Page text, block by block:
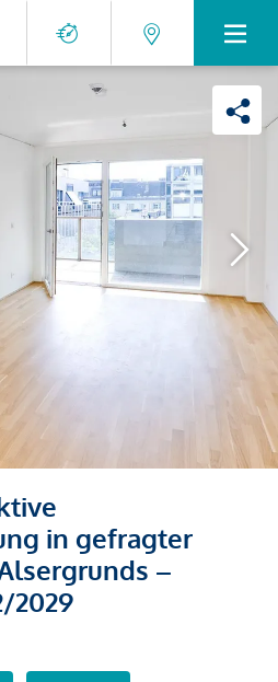
in gefragter
–
2029